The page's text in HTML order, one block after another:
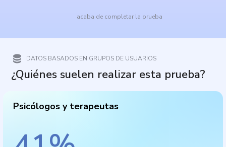
acaba de completar la prueba
DATOS BASADOS EN GRUPOS DE USUARIOS
¿Quiénes suelen realizar esta prueba?
Psicólogos y terapeutas